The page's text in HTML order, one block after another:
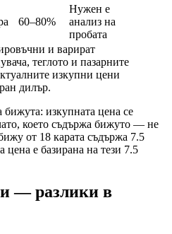
60–80%
Нужен е
анализ на
пробата
и варират
теглото и пазарните
изкупни цени
дилър.
изкупната цена се
което съдържа бижуто — не
от 18 карата съдържа 7.5
цена е базирана на тези 7.5
— разлики в